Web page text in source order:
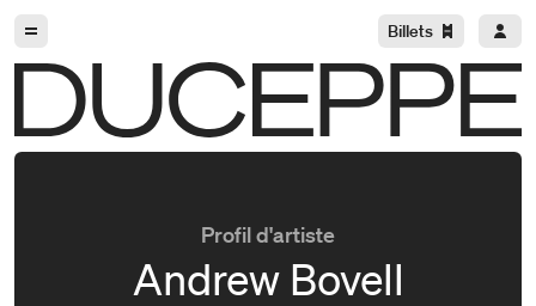
Billets
Profil d'artiste
Andrew Bovell